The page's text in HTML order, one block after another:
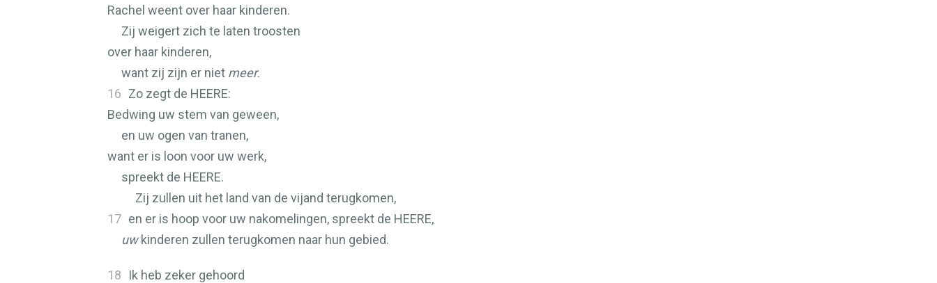
Rachel weent over haar kinderen.
Zij weigert zich te laten troosten
over haar kinderen,
want zij zijn er niet meer.
16 Zo zegt de HEERE:
Bedwing uw stem van geween,
en uw ogen van tranen,
want er is loon voor uw werk,
spreekt de HEERE.
Zij zullen uit het land van de vijand terugkomen,
17 en er is hoop voor uw nakomelingen, spreekt de HEERE,
uwkinderen zullen terugkomen naar hun gebied.
18
Ik heb zeker gehoord